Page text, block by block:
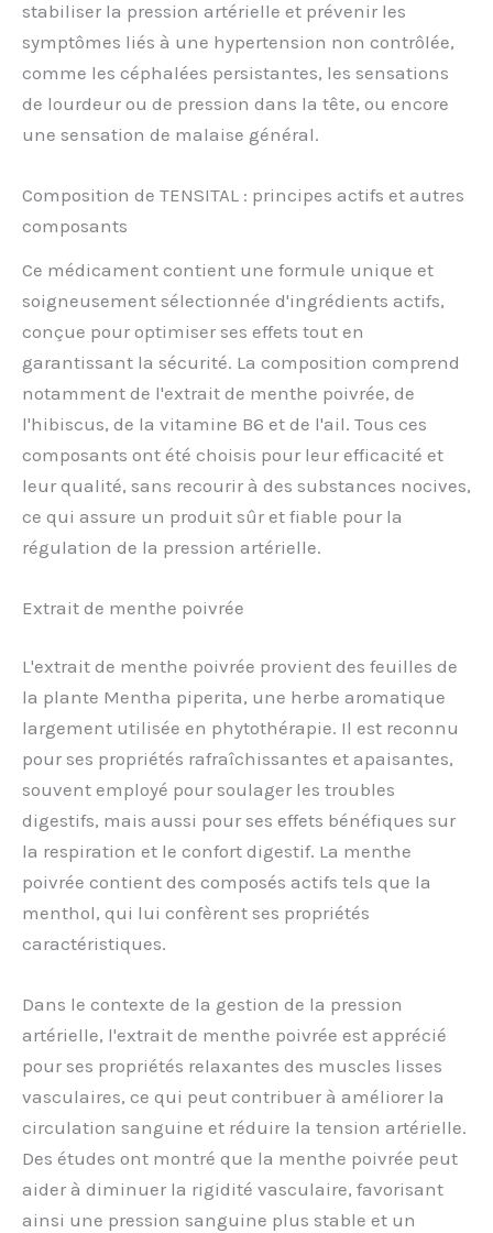
stabiliser la pression artérielle et prévenir les
symptômes liés à une hypertension non contrôlée,
comme les céphalées persistantes, les sensations
de lourdeur ou de pression dans la tête, ou encore
une sensation de malaise général.
Composition de TENSITAL : principes actifs et autres
composants
Ce médicament contient une formule unique et
soigneusement sélectionnée d'ingrédients actifs,
conçue pour optimiser ses effets tout en
garantissant la sécurité. La composition comprend
notamment de l'extrait de menthe poivrée, de
l'hibiscus, de la vitamine B6 et de l'ail. Tous ces
composants ont été choisis pour leur efficacité et
leur qualité, sans recourir à des substances nocives,
ce qui assure un produit sûr et fiable pour la
régulation de la pression artérielle.
Extrait de menthe poivrée
L'extrait de menthe poivrée provient des feuilles de
la plante Mentha piperita, une herbe aromatique
largement utilisée en phytothérapie. Il est reconnu
pour ses propriétés rafraîchissantes et apaisantes,
souvent employé pour soulager les troubles
digestifs, mais aussi pour ses effets bénéfiques sur
la respiration et le confort digestif. La menthe
poivrée contient des composés actifs tels que la
menthol, qui lui confèrent ses propriétés
caractéristiques.
Dans le contexte de la gestion de la pression
artérielle, l'extrait de menthe poivrée est apprécié
pour ses propriétés relaxantes des muscles lisses
vasculaires, ce qui peut contribuer à améliorer la
circulation sanguine et réduire la tension artérielle.
Des études ont montré que la menthe poivrée peut
aider à diminuer la rigidité vasculaire, favorisant
ainsi une pression sanguine plus stable et un